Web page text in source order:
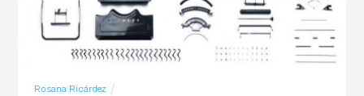
Rosana Ricárdez